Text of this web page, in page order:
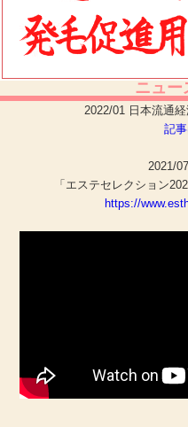
ニュー
2022/01 日本流通
記
2021/07 美
「エステセレクション
https://